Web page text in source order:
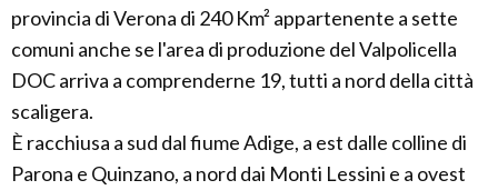
provincia di Verona di 240 Km² appartenente a sette
comuni anche se l'area di produzione del Valpolicella
DOC arriva a comprenderne 19, tutti a nord della città
scaligera.
È racchiusa a sud dal fiume Adige, a est dalle colline di
Parona e Quinzano, a nord dai Monti Lessini e a ovest